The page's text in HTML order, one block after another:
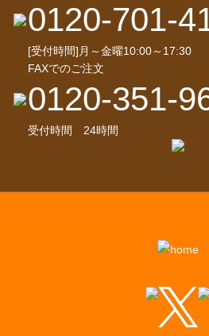
0120-701-
[受付時間]月～金曜10:00～17:30
FAXでのご注文
0120-351-
受付時間 24時間